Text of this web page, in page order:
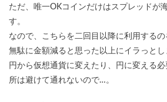
ただ、唯一OKコインだけはスプレッドが
す。
なので、こちらを二回目以降に利用するの
無駄に金額減ると思った以上にイラっとし
円から仮想通貨に変えたり、円に変える必
所は避けて通れないので…。